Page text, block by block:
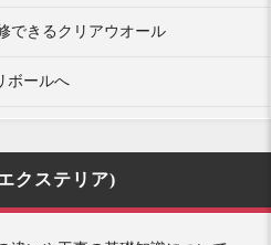
できるクリアウオール
ボールへ
クステリア)